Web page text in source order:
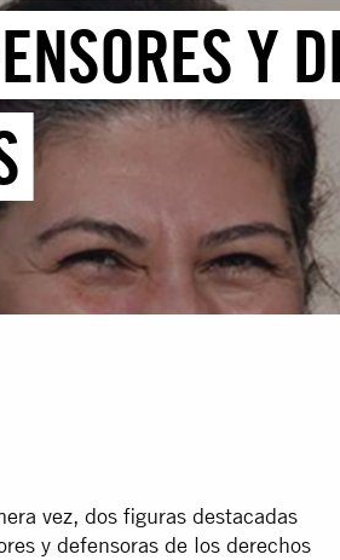
Y
vez, dos figuras destacadas
y defensoras de los derechos